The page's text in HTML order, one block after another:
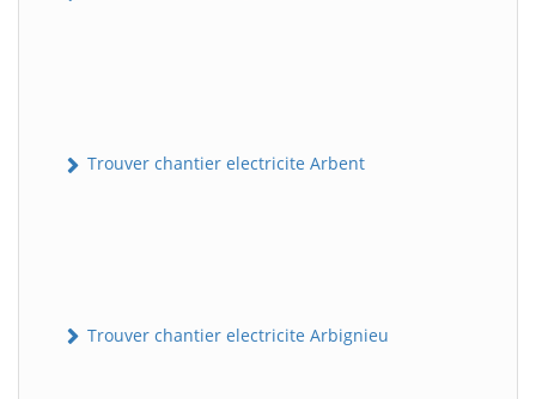
Trouver chantier electricite Arbent
Trouver chantier electricite Arbignieu